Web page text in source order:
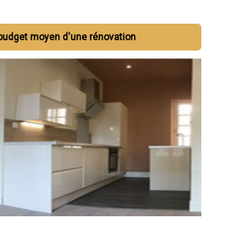
moyen d'une rénovation